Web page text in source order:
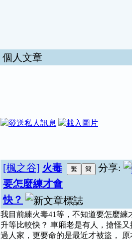
個人文章
分享:
[楓之谷] 火毒
要怎麼練才會
快？
我目前練火毒41等，不知道要怎麼練
升等比較快？ 車廂老是有人，搶怪又
過人家，更要命的是最近才被盜， 原